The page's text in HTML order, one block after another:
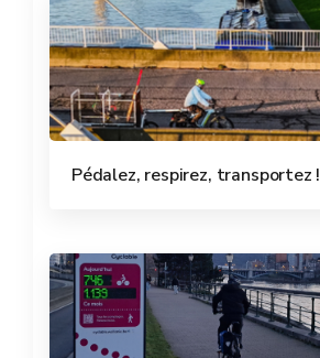
Pédalez, respirez, transportez !